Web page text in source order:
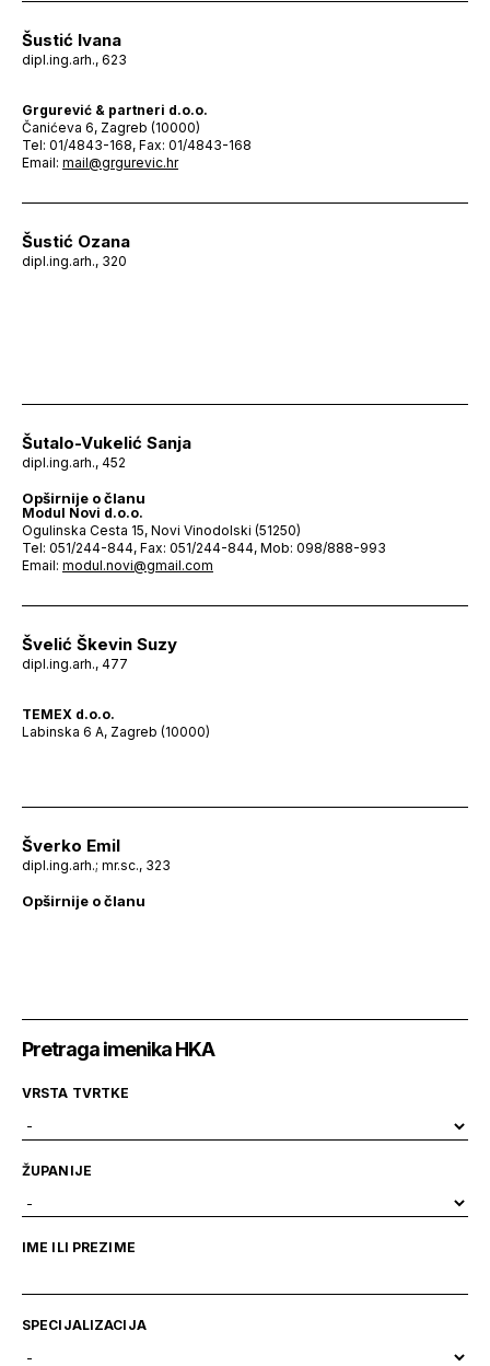
Šustić Ivana
dipl.ing.arh., 623
Grgurević & partneri d.o.o.
Čanićeva 6, Zagreb (10000)
Tel: 01/4843-168, Fax: 01/4843-168
Email: mail@grgurevic.hr
Šustić Ozana
dipl.ing.arh., 320
Šutalo-Vukelić Sanja
dipl.ing.arh., 452
Opširnije o članu
Modul Novi d.o.o.
Ogulinska Cesta 15, Novi Vinodolski (51250)
Tel: 051/244-844, Fax: 051/244-844, Mob: 098/888-993
Email: modul.novi@gmail.com
Švelić Škevin Suzy
dipl.ing.arh., 477
TEMEX d.o.o.
Labinska 6 A, Zagreb (10000)
Šverko Emil
dipl.ing.arh.; mr.sc., 323
Opširnije o članu
Pretraga imenika HKA
VRSTA TVRTKE
ŽUPANIJE
IME ILI PREZIME
SPECIJALIZACIJA